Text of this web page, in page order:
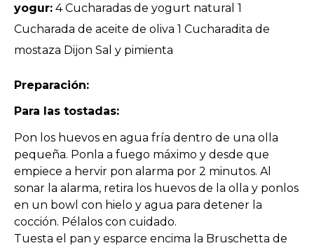
yogur: 4 Cucharadas de yogurt natural 1
Cucharada de aceite de oliva 1 Cucharadita de
mostaza Dijon Sal y pimienta
Preparación:
Para las tostadas:
Pon los huevos en agua fría dentro de una olla
pequeña. Ponla a fuego máximo y desde que
empiece a hervir pon alarma por 2 minutos. Al
sonar la alarma, retira los huevos de la olla y ponlos
en un bowl con hielo y agua para detener la
cocción. Pélalos con cuidado.
Tuesta el pan y esparce encima la Bruschetta de